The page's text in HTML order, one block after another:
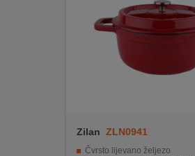
Zilan ZLN0941
Čvrsto lijevano željezo